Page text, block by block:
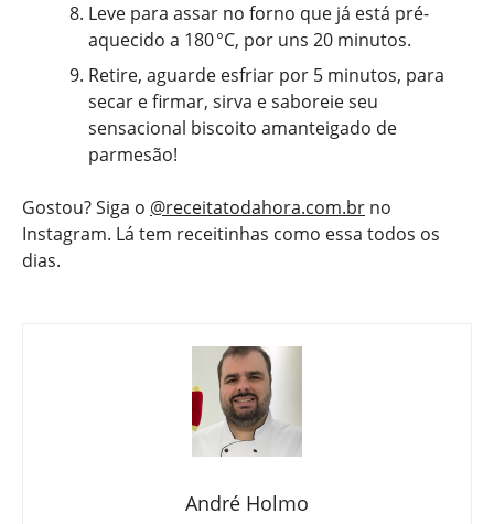
Leve para assar no forno que já está pré-
aquecido a 180 °C, por uns 20 minutos.
Retire, aguarde esfriar por 5 minutos, para
secar e firmar, sirva e saboreie seu
sensacional biscoito amanteigado de
parmesão!
Gostou? Siga o @receitatodahora.com.br no
Instagram. Lá tem receitinhas como essa todos os
dias.
André Holmo